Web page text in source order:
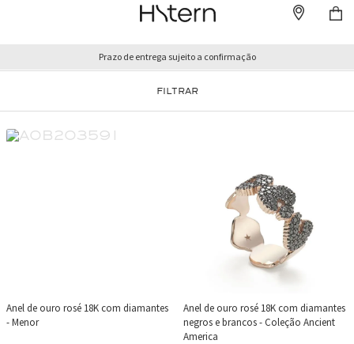
Prazo de entrega sujeito a confirmação
FILTRAR
Anel de ouro rosé 18K com diamantes
- Menor
Anel de ouro rosé 18K com diamantes
negros e brancos - Coleção Ancient
America